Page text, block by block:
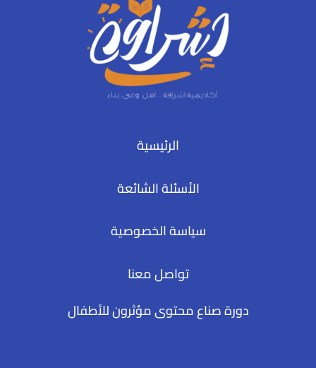
الرئيسية
الأسئلة الشائعة
سياسة الخصوصية
تواصل معنا
دورة صناع محتوى مؤثرون للأطفال